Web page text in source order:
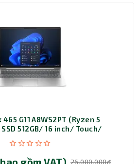
G11 A8WS2PT (Ryzen 5
512GB/ 16 inch/ Touch/
gồm VAT) 26,000,000đ